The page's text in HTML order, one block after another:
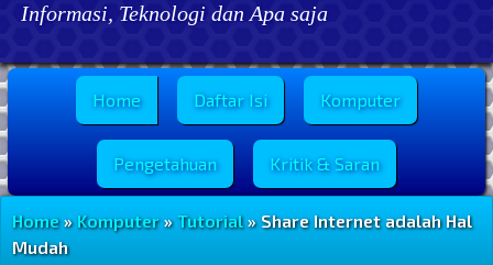
Informasi, Teknologi dan Apa saja
Menu Utama
Home Daftar Isi Komputer
Pengetahuan Kritik & Saran
Home»Komputer»Tutorial» Share Internet adalah Hal
Mudah